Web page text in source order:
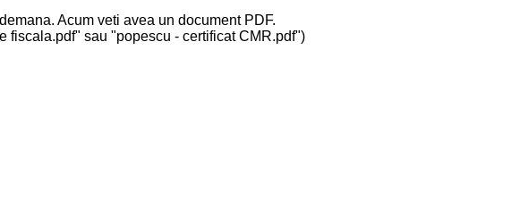
Acum veti avea un document PDF.
fiscala.pdf" sau "popescu - certificat CMR.pdf")